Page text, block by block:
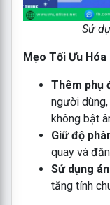
Sử
Mẹo Tối Ưu Hóa
Thêm phụ
người
không bật
Giữ độ
quay và
Sử dụng
tăng tính